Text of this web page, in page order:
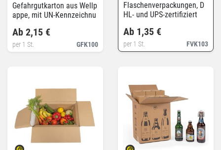
Gefahrgutkarton aus Wellp
appe, mit UN-Kennzeichnu
GFK100
Ab 2,15 €
per 1 St.
Flaschenverpackungen, D
HL- und UPS-zertifiziert
FVK103
Ab 1,35 €
per 1 St.